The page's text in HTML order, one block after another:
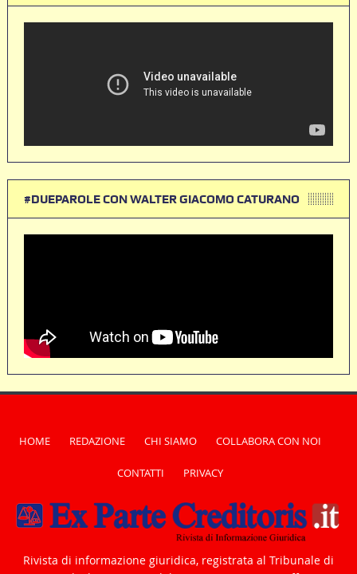
#DUEPAROLE CON WALTER GIACOMO CATURANO
HOME REDAZIONE CHI SIAMO COLLABORA CON NOI
CONTATTI PRIVACY
Rivista di informazione giuridica, registrata al Tribunale di